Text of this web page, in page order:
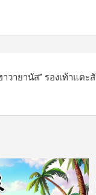
าวายานัส” รองเท้าแต